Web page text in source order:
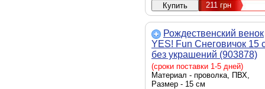
211 грн
Рождественский венок
YES! Fun Снеговичок 15
без украшений (903878)
(сроки поставки 1-5 дней)
Материал - проволка, ПВХ,
Размер - 15 см